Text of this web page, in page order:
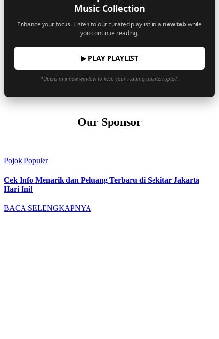
Music Collection
Enhance your focus. Listen to our curated playlist in a new tab while
you continue reading.
▶ PLAY PLAYLIST
*Opens in a new window to keep your reading uninterrupted.
Our Sponsor
Pojok Populer
Cek Info Menarik dan Peluang Terbaru di Sekitar Jakarta
Hari Ini!
BACA SELENGKAPNYA